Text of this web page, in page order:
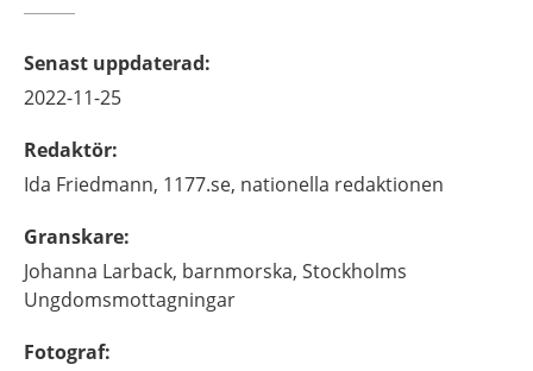
Senast uppdaterad:
2022-11-25
Redaktör:
Ida Friedmann, 1177.se, nationella redaktionen
Granskare:
Johanna Larback, barnmorska, Stockholms
Ungdomsmottagningar
Fotograf: